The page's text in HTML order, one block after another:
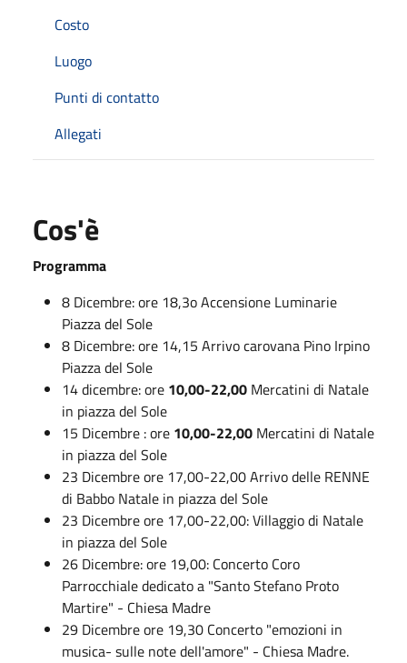
Costo
Luogo
Punti di contatto
Allegati
Cos'è
Programma
8 Dicembre: ore 18,3o Accensione Luminarie
Piazza del Sole
8 Dicembre: ore 14,15 Arrivo carovana Pino Irpino
Piazza del Sole
14 dicembre: ore 10,00-22,00 Mercatini di Natale
in piazza del Sole
15 Dicembre : ore 10,00-22,00 Mercatini di Natale
in piazza del Sole
23 Dicembre ore 17,00-22,00 Arrivo delle RENNE
di Babbo Natale in piazza del Sole
23 Dicembre ore 17,00-22,00: Villaggio di Natale
in piazza del Sole
26 Dicembre: ore 19,00: Concerto Coro
Parrocchiale dedicato a "Santo Stefano Proto
Martire" - Chiesa Madre
29 Dicembre ore 19,30 Concerto "emozioni in
musica- sulle note dell'amore" - Chiesa Madre.